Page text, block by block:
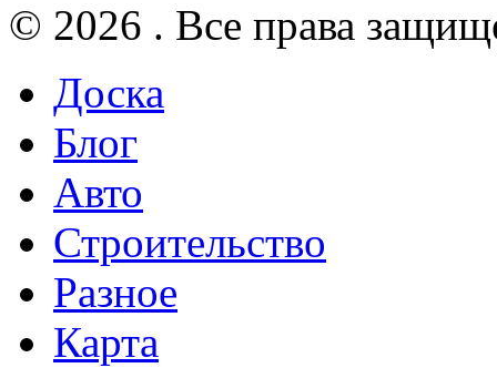
© 2026 . Все права
Доска
Блог
Авто
Строительство
Разное
Карта